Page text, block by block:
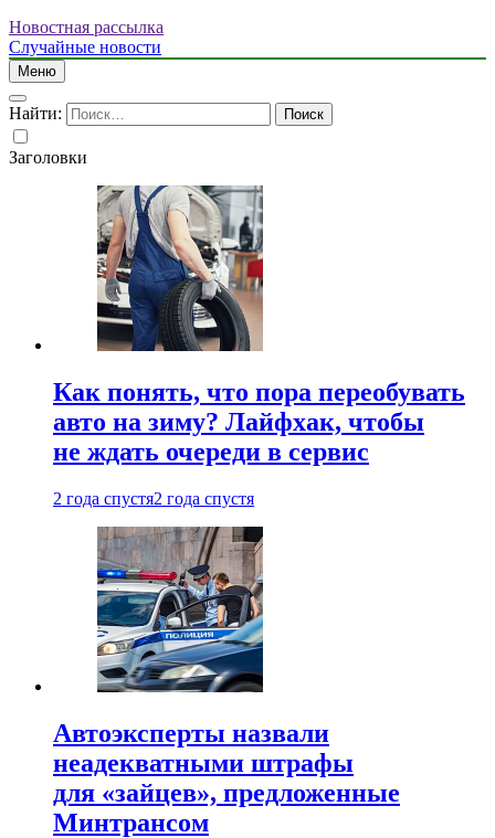
Новостная рассылка
Случайные новости
Меню
Найти:
Заголовки
Как понять, что пора переобувать
авто на зиму? Лайфхак, чтобы
не ждать очереди в сервис
2 года спустя2 года спустя
Автоэксперты назвали
неадекватными штрафы
для «зайцев», предложенные
Минтрансом